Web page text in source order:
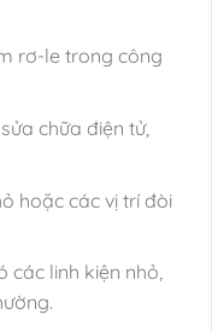
rơ-le trong công
chữa điện tử,
hoặc các vị trí đòi
các linh kiện nhỏ,